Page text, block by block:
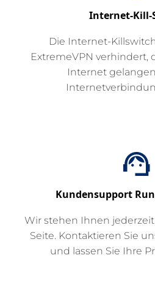
Internet-Kill-
Die Internet-
ExtremeVPN verhindert,
Internet
Kundensupport
Wir stehen Ihnen
Seite. Kontaktieren Sie
und lassen Sie Ihre